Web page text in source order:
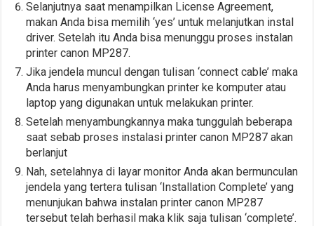
Selanjutnya saat menampilkan License Agreement,
makan Anda bisa memilih ‘yes’ untuk melanjutkan instal
driver. Setelah itu Anda bisa menunggu proses instalan
printer canon MP287.
Jika jendela muncul dengan tulisan ‘connect cable’ maka
Anda harus menyambungkan printer ke komputer atau
laptop yang digunakan untuk melakukan printer.
Setelah menyambungkannya maka tunggulah beberapa
saat sebab proses instalasi printer canon MP287 akan
berlanjut
Nah, setelahnya di layar monitor Anda akan bermunculan
jendela yang tertera tulisan ‘Installation Complete’ yang
menunjukan bahwa instalan printer canon MP287
tersebut telah berhasil maka klik saja tulisan ‘complete’.